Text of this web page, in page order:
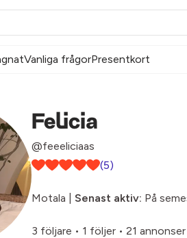
Vanliga frågorPresentkort
Felicia
@feeeliciaas
(5)
Motala | Senast aktiv: På
3 följare • 1 följer • 21 annonser